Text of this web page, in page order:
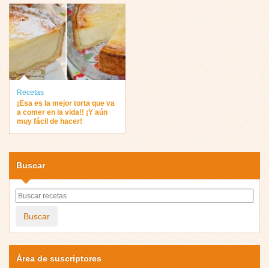
Recetas
¡Esa es la mejor torta que va
a comer en la vida!! ¡Y aún
muy fácil de hacer!
Buscar
Buscar
Área de suscriptores